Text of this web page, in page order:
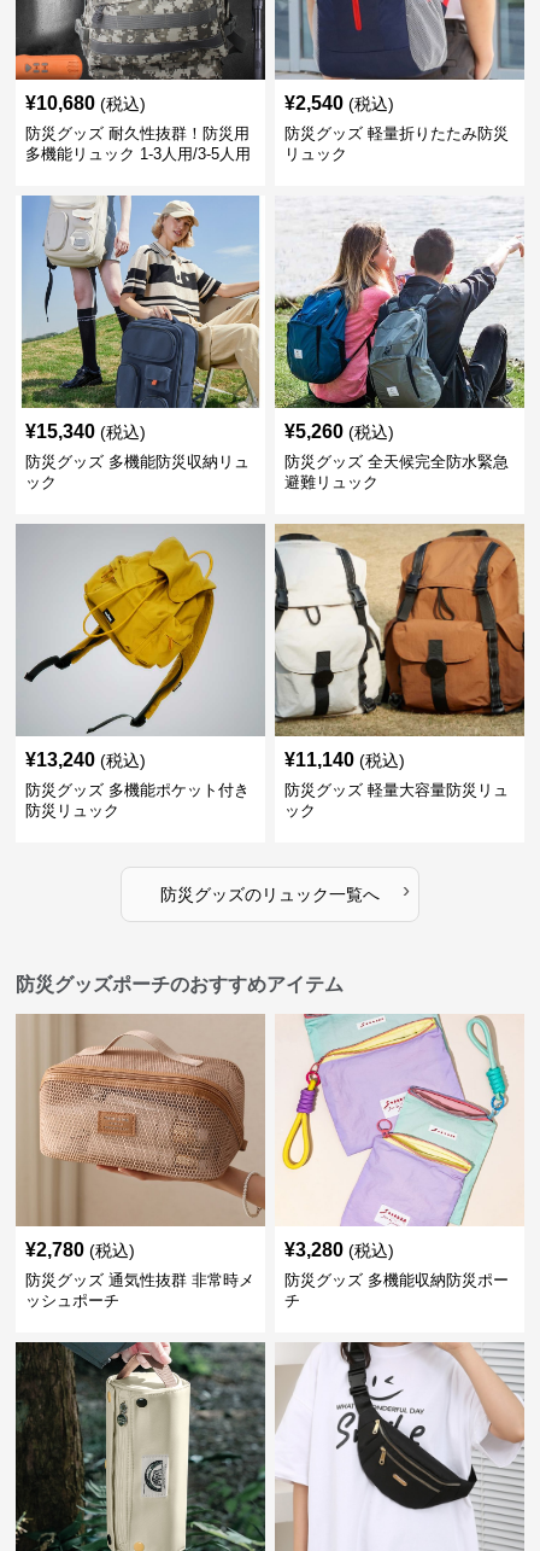
¥10,680 (税込)
防災グッズ 耐久性抜群！防災用
多機能リュック 1-3人用/3-5人用
¥2,540 (税込)
防災グッズ 軽量折りたたみ防災
リュック
¥15,340 (税込)
防災グッズ 多機能防災収納リュ
ック
¥5,260 (税込)
防災グッズ 全天候完全防水緊急
避難リュック
¥13,240 (税込)
防災グッズ 多機能ポケット付き
防災リュック
¥11,140 (税込)
防災グッズ 軽量大容量防災リュ
ック
防災グッズのリュック一覧へ ›
防災グッズポーチのおすすめアイテム
¥2,780 (税込)
防災グッズ 通気性抜群 非常時メ
ッシュポーチ
¥3,280 (税込)
防災グッズ 多機能収納防災ポー
チ